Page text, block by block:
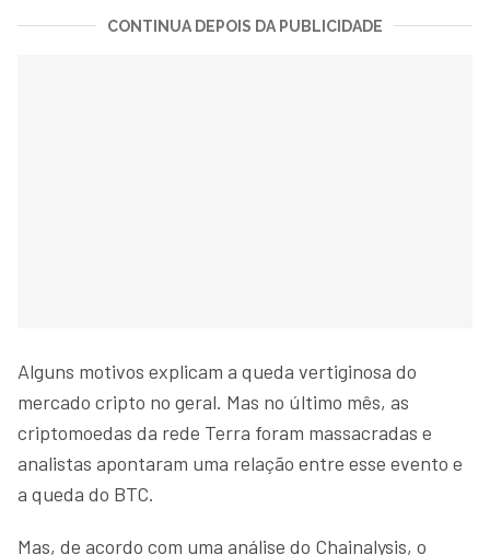
CONTINUA DEPOIS DA PUBLICIDADE
Alguns motivos explicam a queda vertiginosa do
mercado cripto no geral. Mas no último mês, as
criptomoedas da rede Terra foram massacradas e
analistas apontaram uma relação entre esse evento e
a queda do BTC.
Mas, de acordo com uma análise do Chainalysis, o